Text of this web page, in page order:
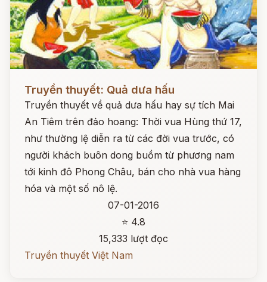
Đọc ngay
Truyền thuyết: Quả dưa hấu
Truyền thuyết về quả dưa hấu hay sự tích Mai
An Tiêm trên đảo hoang: Thời vua Hùng thứ 17,
như thường lệ diễn ra từ các đời vua trước, có
người khách buôn dong buồm từ phương nam
tới kinh đô Phong Châu, bán cho nhà vua hàng
hóa và một số nô lệ.
07-01-2016
⭐ 4.8
15,333 lượt đọc
Truyền thuyết Việt Nam